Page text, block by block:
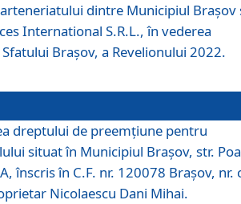
dintre Municipiul Brașov
International S.R.L., în vederea
Brașov, a Revelionului 2022.
dreptului de preemţiune pentru
situat în Municipiul Braşov, str.
înscris în C.F. nr. 120078 Brașov, nr.
Nicolaescu Dani Mihai.